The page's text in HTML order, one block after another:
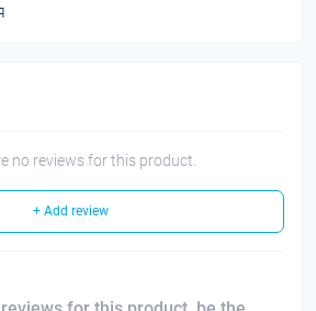
no reviews for this product.
+ Add review